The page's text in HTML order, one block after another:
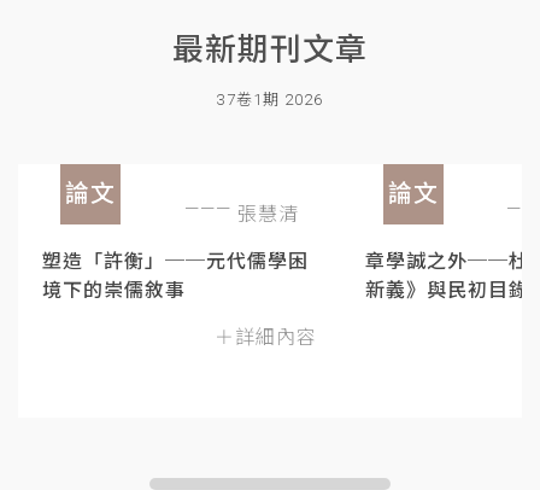
最新期刊文章
37卷1期 2026
論文
張慧清
塑造「許衡」──元代儒學困
境下的崇儒敘事
＋詳細內容
論文
章學誠之外──杜
新義》與民初目錄